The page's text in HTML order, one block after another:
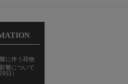
に伴う荷物
響について
日）